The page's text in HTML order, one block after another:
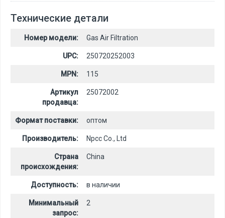
Технические детали
Номер модели: Gas Air Filtration
UPC: 250720252003
MPN: 115
Артикул
продавца:
25072002
Формат поставки: оптом
Производитель: Npcc Co., Ltd
Страна
происхождения:
China
Доступность: в наличии
Минимальный
запрос:
2